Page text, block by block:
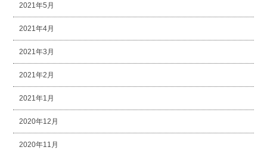
2021年5月
2021年4月
2021年3月
2021年2月
2021年1月
2020年12月
2020年11月